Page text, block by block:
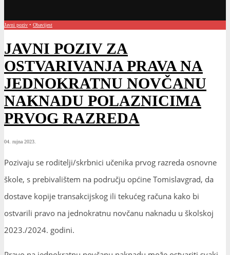
Javni poziv • Obavijest
JAVNI POZIV ZA
OSTVARIVANJA PRAVA NA
JEDNOKRATNU NOVČANU
NAKNADU POLAZNICIMA
PRVOG RAZREDA
04. rujna 2023.
Pozivaju se roditelji/skrbnici učenika prvog razreda osnovne
škole, s prebivalištem na području općine Tomislavgrad, da
dostave kopije transakcijskog ili tekućeg računa kako bi
ostvarili pravo na jednokratnu novčanu naknadu u školskoj
2023./2024. godini.